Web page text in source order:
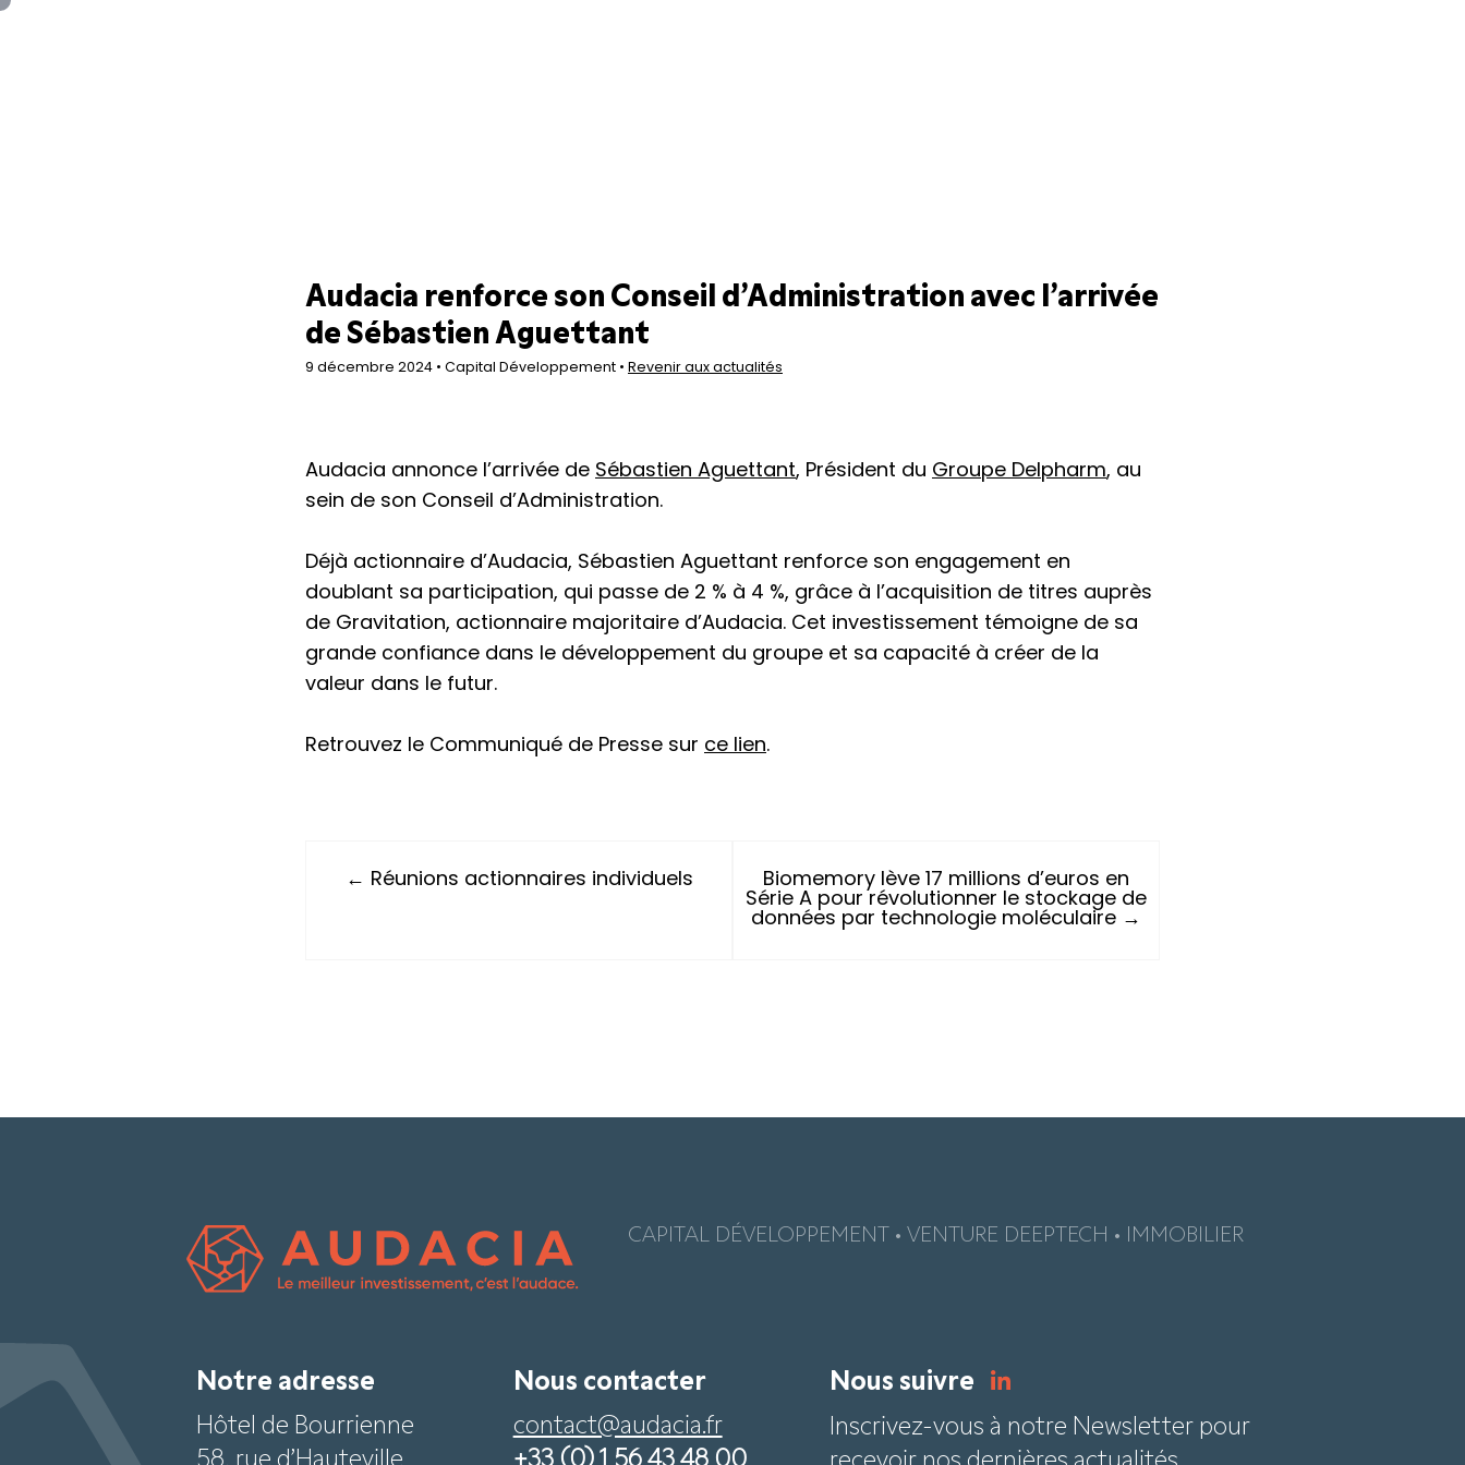
Audacia renforce son Conseil d’Administration avec l’arrivée
de Sébastien Aguettant
9 décembre 2024 • Capital Développement • Revenir aux actualités
Audacia annonce l’arrivée de Sébastien Aguettant, Président du Groupe Delpharm, au
sein de son Conseil d’Administration.
Déjà actionnaire d’Audacia, Sébastien Aguettant renforce son engagement en
doublant sa participation, qui passe de 2 % à 4 %, grâce à l’acquisition de titres auprès
de Gravitation, actionnaire majoritaire d’Audacia. Cet investissement témoigne de sa
grande confiance dans le développement du groupe et sa capacité à créer de la
valeur dans le futur.
Retrouvez le Communiqué de Presse sur ce lien.
← Réunions actionnaires individuels
Biomemory lève 17 millions d’euros en
Série A pour révolutionner le stockage de
données par technologie moléculaire →
CAPITAL DÉVELOPPEMENT • VENTURE DEEPTECH • IMMOBILIER
Notre adresse
Hôtel de Bourrienne
Nous contacter
contact@audacia.fr
Nous suivre
Inscrivez-vous à notre Newsletter pour
Panneau de gestion des cookies